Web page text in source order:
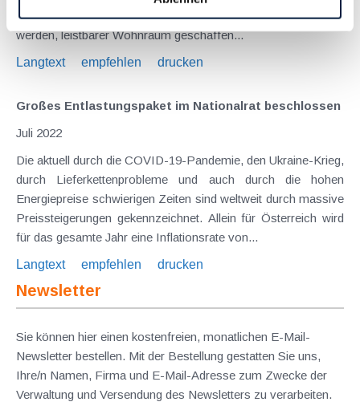
und Bauoffensive" wichtige konjunkturelle Impulse gesetzt
werden, leistbarer Wohnraum geschaffen...
Langtext
empfehlen drucken
Großes Entlastungspaket im Nationalrat beschlossen
Juli 2022
Die aktuell durch die COVID-19-Pandemie, den Ukraine-Krieg,
durch Lieferkettenprobleme und auch durch die hohen
Energiepreise schwierigen Zeiten sind weltweit durch massive
Preissteigerungen gekennzeichnet. Allein für Österreich wird
für das gesamte Jahr eine Inflationsrate von...
Langtext
empfehlen drucken
Newsletter
Sie können hier einen kostenfreien, monatlichen E-Mail-
Newsletter bestellen. Mit der Bestellung gestatten Sie uns,
Ihre/n Namen, Firma und E-Mail-Adresse zum Zwecke der
Verwaltung und Versendung des Newsletters zu verarbeiten.